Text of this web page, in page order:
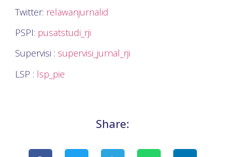
Twitter: relawanjurnalid
PSPI: pusatstudi_rji
Supervisi : supervisi_jurnal_rji
LSP : lsp_pie
Share: